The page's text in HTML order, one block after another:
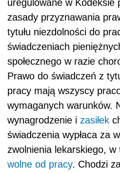
uregulowane w Kodeksie
zasady przyznawania
tytułu niezdolności do
świadczeniach
społecznego w razie
Prawo do świadczeń z
pracy mają wszyscy
wymaganych warunków.
wynagrodzenie i zasiłek
świadczenia wypłaca za
zwolnienia lekarskiego,
wolne od pracy. Chodzi